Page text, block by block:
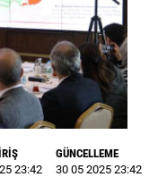
23:42
GÜNCELLEME
30 05 2025 23:42